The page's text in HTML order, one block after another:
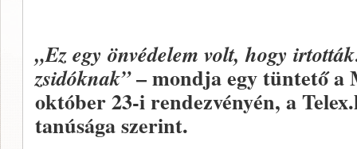
„Ez egy önvédelem volt, hogy
zsidóknak”– mondja egy tüntető a
október 23-i rendezvényén, a
tanúsága szerint.